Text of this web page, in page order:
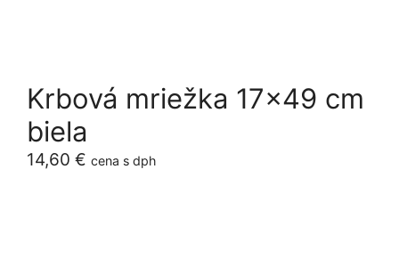
Krbová mriežka 17×49 cm
biela
14,60 € cena s dph